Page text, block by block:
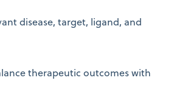
disease, target, ligand, and
therapeutic outcomes with